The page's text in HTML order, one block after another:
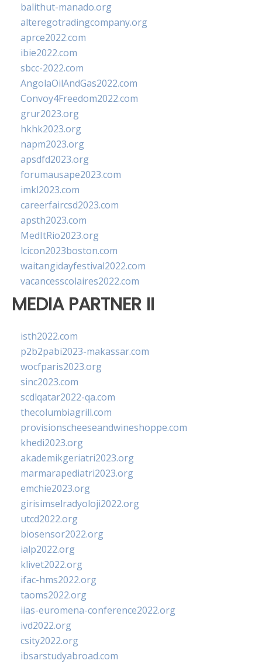
balithut-manado.org
alteregotradingcompany.org
aprce2022.com
ibie2022.com
sbcc-2022.com
AngolaOilAndGas2022.com
Convoy4Freedom2022.com
grur2023.org
hkhk2023.org
napm2023.org
apsdfd2023.org
forumausape2023.com
imkl2023.com
careerfaircsd2023.com
apsth2023.com
MedItRio2023.org
lcicon2023boston.com
waitangidayfestival2022.com
vacancesscolaires2022.com
MEDIA PARTNER II
isth2022.com
p2b2pabi2023-makassar.com
wocfparis2023.org
sinc2023.com
scdlqatar2022-qa.com
thecolumbiagrill.com
provisionscheeseandwineshoppe.com
khedi2023.org
akademikgeriatri2023.org
marmarapediatri2023.org
emchie2023.org
girisimselradyoloji2022.org
utcd2022.org
biosensor2022.org
ialp2022.org
klivet2022.org
ifac-hms2022.org
taoms2022.org
iias-euromena-conference2022.org
ivd2022.org
csity2022.org
ibsarstudyabroad.com